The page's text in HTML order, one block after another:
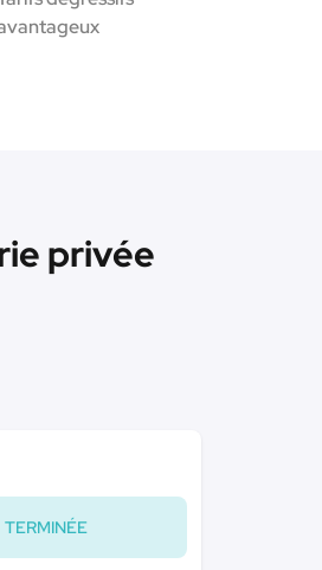
privée
TERMINÉE